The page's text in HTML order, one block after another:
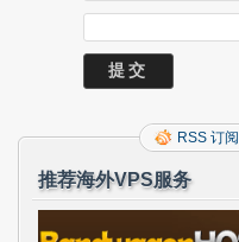
RSS 订阅
推荐海外VPS服务